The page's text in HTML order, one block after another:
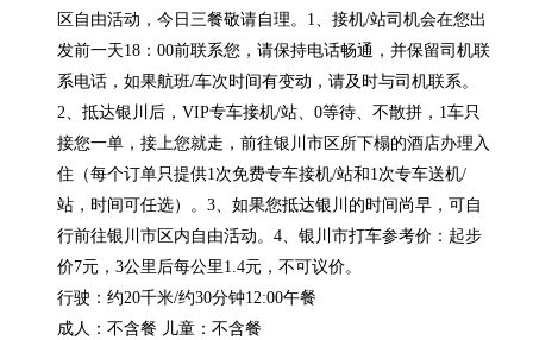
区自由活动，今日三餐敬请自理。1、接机/站司机会在您出
发前一天18：00前联系您，请保持电话畅通，并保留司机联
系电话，如果航班/车次时间有变动，请及时与司机联系。
2、抵达银川后，VIP专车接机/站、0等待、不散拼，1车只
接您一单，接上您就走，前往银川市区所下榻的酒店办理入
住（每个订单只提供1次免费专车接机/站和1次专车送机/
站，时间可任选）。3、如果您抵达银川的时间尚早，可自
行前往银川市区内自由活动。4、银川市打车参考价：起步
价7元，3公里后每公里1.4元，不可议价。
行驶：约20千米/约30分钟12:00午餐
成人：不含餐 儿童：不含餐